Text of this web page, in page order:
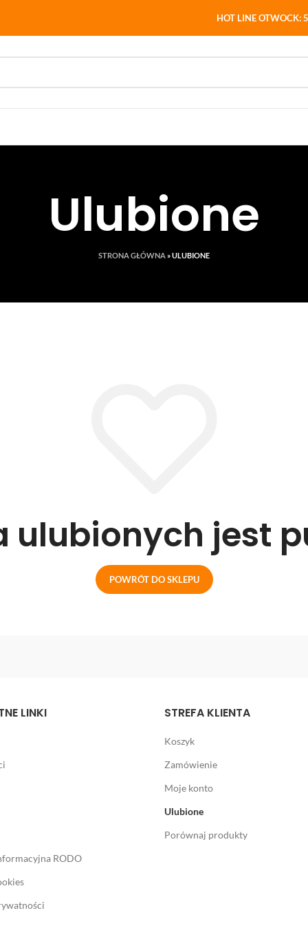
HOT LINE OTWOCK:
Ulubione
STRONA GŁÓWNA »ULUBIONE
ulubionych jest
POWRÓT DO SKLEPU
LINKI
RODO
STREFA KLIENTA
Koszyk
Zamówienie
Moje konto
Ulubione
Porównaj produkty